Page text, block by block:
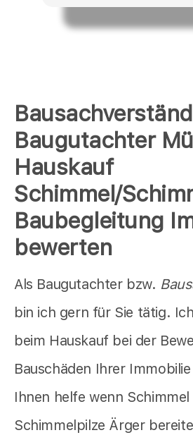
Baugutachter
Hauskauf
Schimmel/
Baubegleitung
bewerten
Als Baugutachter bzw.
bin ich gern für Sie tätig.
beim Hauskauf bei der
Bauschäden Ihrer
Ihnen helfe wenn
Schimmelpilze Ärger